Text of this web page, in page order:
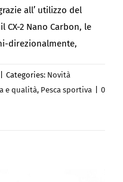
all’ utilizzo del
2 Nano Carbon, le
direzionalmente,
Categories: Novità
e qualità, Pesca sportiva
0